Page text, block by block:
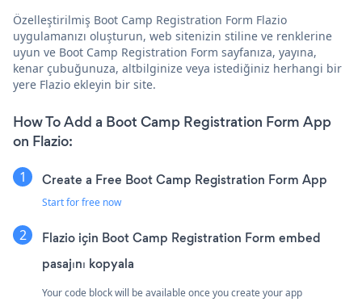
Özelleştirilmiş Boot Camp Registration Form Flazio
uygulamanızı oluşturun, web sitenizin stiline ve renklerine
uyun ve Boot Camp Registration Form sayfanıza, yayına,
kenar çubuğunuza, altbilginize veya istediğiniz herhangi bir
yere Flazio ekleyin bir site.
How To Add a Boot Camp Registration Form App
on Flazio:
Create a Free Boot Camp Registration Form App
Start for free now
Flazio için Boot Camp Registration Form embed
pasajını kopyala
Your code block will be available once you create your app